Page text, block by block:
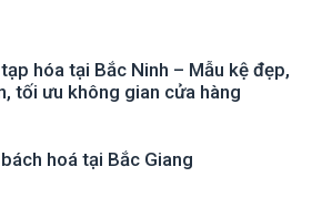
tạp hóa tại Bắc Ninh – Mẫu kệ đẹp,
tối ưu không gian cửa hàng
hoá tại Bắc Giang